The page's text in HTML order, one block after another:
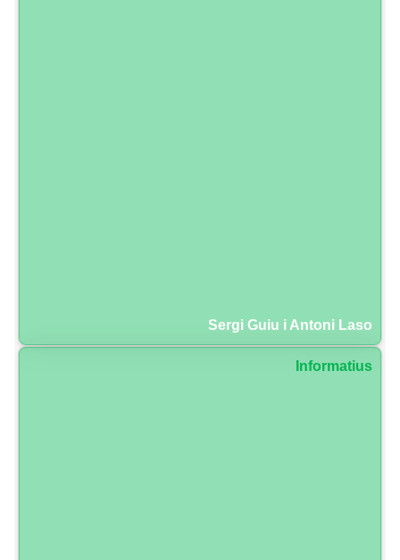
Sergi Guiu i Antoni Laso
Informatius